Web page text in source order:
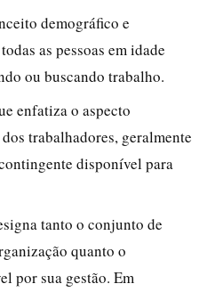
demográfico e
as pessoas em idade
ou buscando trabalho.
enfatiza o aspecto
trabalhadores, geralmente
disponível para
tanto o conjunto de
quanto o
por sua gestão. Em